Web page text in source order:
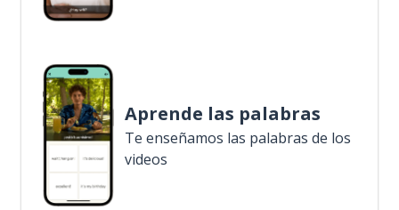
Aprende las palabras
Te enseñamos las palabras de los
videos